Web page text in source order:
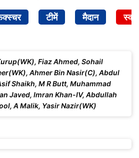
टीमें मैदान
Fiaz Ahmed, Sohail
Ahmer Bin Nasir(C), Abdul
Shaikh, M R Butt, Muhammad
Javed, Imran Khan-IV, Abdullah
A Malik, Yasir Nazir(WK)